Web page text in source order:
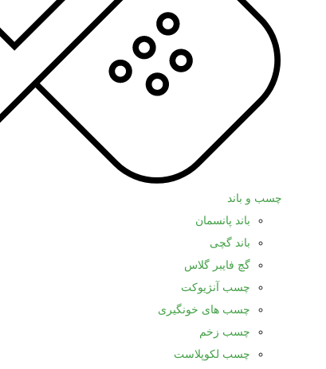
چسب و باند
باند پانسمان
باند گچی
گچ فایبر گلاس
چسب آنژیوکت
چسب های خونگیری
چسب زخم
چسب لکوپلاست